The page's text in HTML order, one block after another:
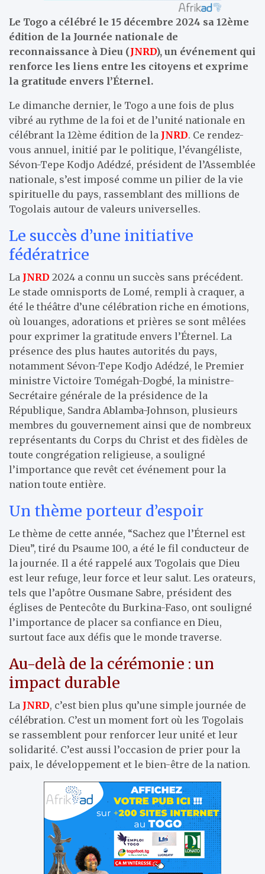
Le Togo a célébré le 15 décembre 2024 sa 12ème
édition de la Journée nationale de
reconnaissance à Dieu (JNRD), un événement qui
renforce les liens entre les citoyens et exprime
la gratitude envers l’Éternel.
Le dimanche dernier, le Togo a une fois de plus
vibré au rythme de la foi et de l’unité nationale en
célébrant la 12ème édition de la JNRD. Ce rendez-
vous annuel, initié par le politique, l’évangéliste,
Sévon-Tepe Kodjo Adédzé, président de l’Assemblée
nationale, s’est imposé comme un pilier de la vie
spirituelle du pays, rassemblant des millions de
Togolais autour de valeurs universelles.
Le succès d’une initiative
fédératrice
La JNRD 2024 a connu un succès sans précédent.
Le stade omnisports de Lomé, rempli à craquer, a
été le théâtre d’une célébration riche en émotions,
où louanges, adorations et prières se sont mêlées
pour exprimer la gratitude envers l’Éternel. La
présence des plus hautes autorités du pays,
notamment Sévon-Tepe Kodjo Adédzé, le Premier
ministre Victoire Tomégah-Dogbé, la ministre-
Secrétaire générale de la présidence de la
République, Sandra Ablamba-Johnson, plusieurs
membres du gouvernement ainsi que de nombreux
représentants du Corps du Christ et des fidèles de
toute congrégation religieuse, a souligné
l’importance que revêt cet événement pour la
nation toute entière.
Un thème porteur d’espoir
Le thème de cette année, “Sachez que l’Éternel est
Dieu”, tiré du Psaume 100, a été le fil conducteur de
la journée. Il a été rappelé aux Togolais que Dieu
est leur refuge, leur force et leur salut. Les orateurs,
tels que l’apôtre Ousmane Sabre, président des
églises de Pentecôte du Burkina-Faso, ont souligné
l’importance de placer sa confiance en Dieu,
surtout face aux défis que le monde traverse.
Au-delà de la cérémonie : un
impact durable
La JNRD, c’est bien plus qu’une simple journée de
célébration. C’est un moment fort où les Togolais
se rassemblent pour renforcer leur unité et leur
solidarité. C’est aussi l’occasion de prier pour la
paix, le développement et le bien-être de la nation.